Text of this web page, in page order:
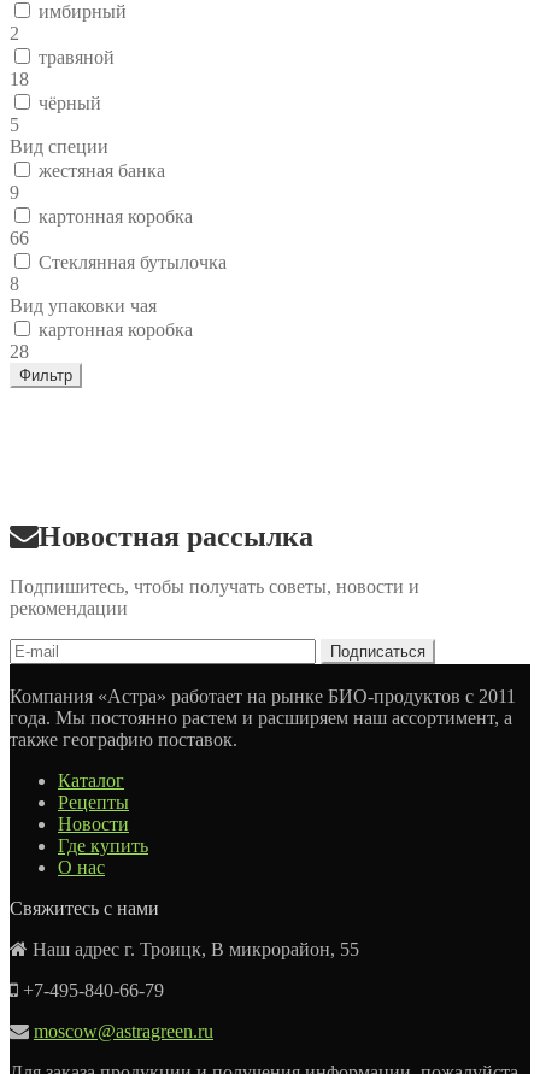
имбирный
2
травяной
18
чёрный
5
Вид специи
жестяная банка
9
картонная коробка
66
Стеклянная бутылочка
8
Вид упаковки чая
картонная коробка
28
Фильтр
Новостная рассылка
Подпишитесь, чтобы получать советы, новости и
рекомендации
Компания «Астра» работает на рынке БИО-продуктов с 2011
года. Мы постоянно растем и расширяем наш ассортимент, а
также географию поставок.
Каталог
Рецепты
Новости
Где купить
О нас
Свяжитесь с нами
Наш адрес г. Троицк, В микрорайон, 55
+7-495-840-66-79
moscow@astragreen.ru